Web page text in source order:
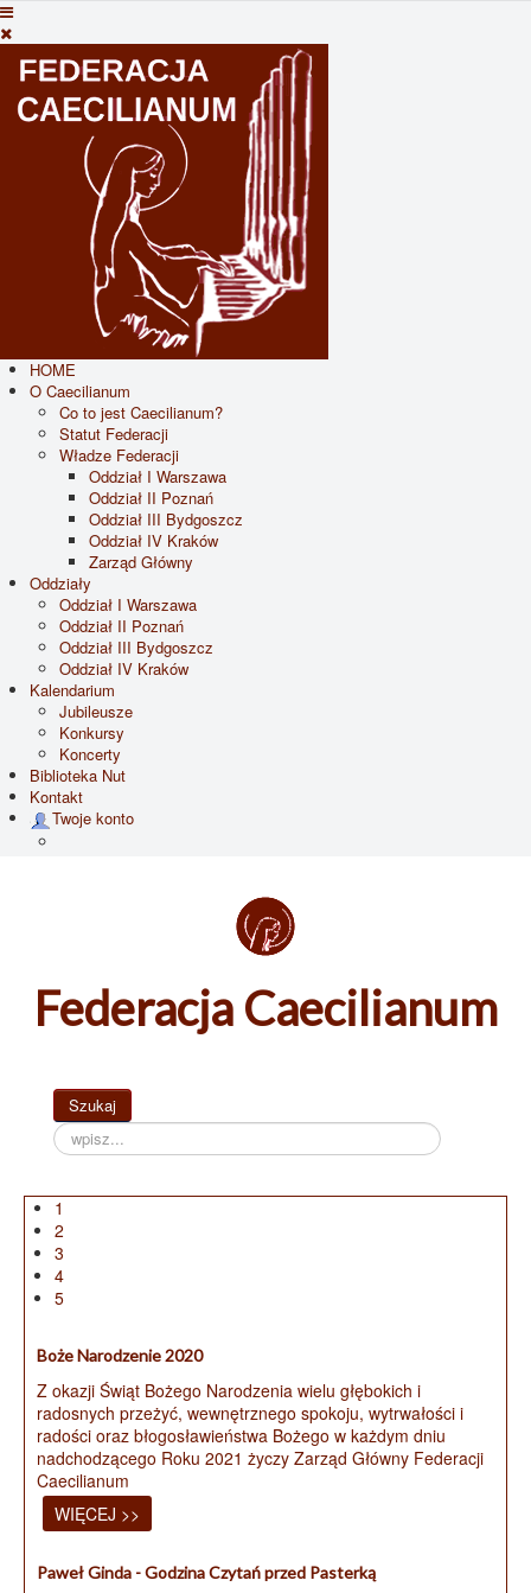
HOME
O Caecilianum
Co to jest Caecilianum?
Statut Federacji
Władze Federacji
Oddział I Warszawa
Oddział II Poznań
Oddział III Bydgoszcz
Oddział IV Kraków
Zarząd Główny
Oddziały
Oddział I Warszawa
Oddział II Poznań
Oddział III Bydgoszcz
Oddział IV Kraków
Kalendarium
Jubileusze
Konkursy
Koncerty
Biblioteka Nut
Kontakt
Twoje konto
Federacja Caecilianum
Szukaj
1
2
3
4
5
Boże Narodzenie 2020
Z okazji Świąt Bożego Narodzenia wielu głębokich i
radosnych przeżyć, wewnętrznego spokoju, wytrwałości i
radości oraz błogosławieństwa Bożego w każdym dniu
nadchodzącego Roku 2021 życzy Zarząd Główny Federacji
Caecilianum
WIĘCEJ >>
Paweł Ginda - Godzina Czytań przed Pasterką